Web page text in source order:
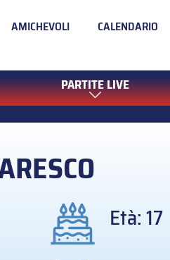
AMICHEVOLI CALENDARIO
PARTITE LIVE
Età: 17